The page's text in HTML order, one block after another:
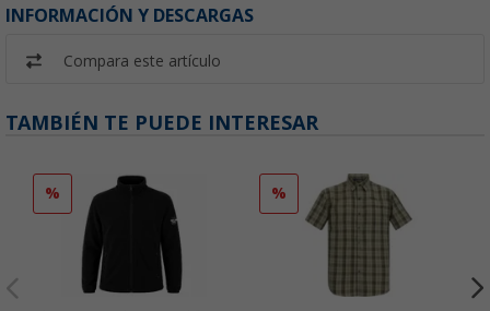
INFORMACIÓN Y DESCARGAS
Compara este artículo
TAMBIÉN TE PUEDE INTERESAR
% %